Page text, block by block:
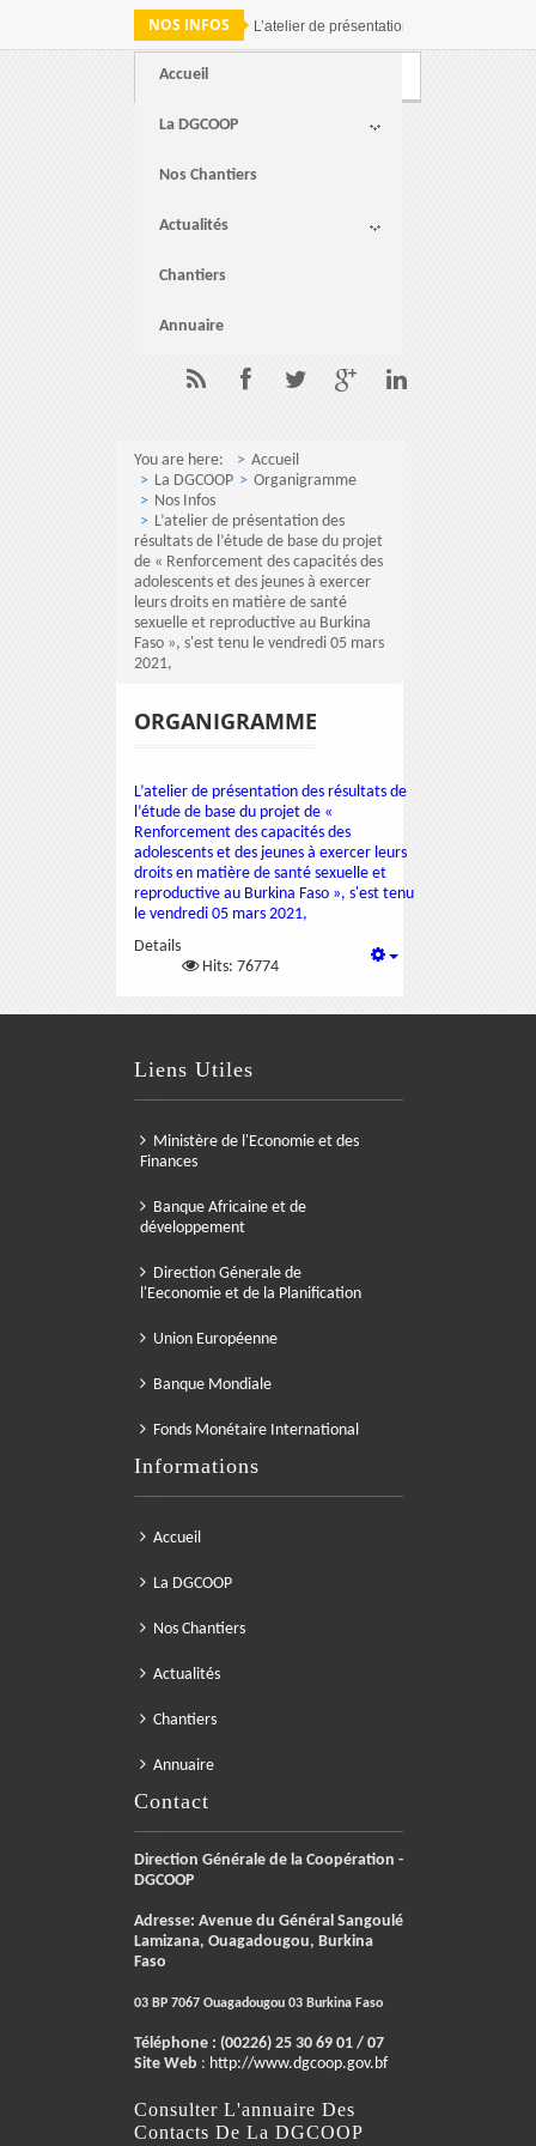
NOS INFOS L’atelier de présentation des résultats de
Accueil
La DGCOOP
Nos Chantiers
Actualités
Chantiers
Annuaire
You are here:
Accueil
La DGCOOP
Organigramme
Nos Infos
L’atelier de présentation des
résultats de l’étude de base du projet
de « Renforcement des capacités des
adolescents et des jeunes à exercer
leurs droits en matière de santé
sexuelle et reproductive au Burkina
Faso », s'est tenu le vendredi 05 mars
2021,
ORGANIGRAMME
L’atelier de présentation des résultats de
l’étude de base du projet de «
Renforcement des capacités des
adolescents et des jeunes à exercer leurs
droits en matière de santé sexuelle et
reproductive au Burkina Faso », s'est tenu
le vendredi 05 mars 2021,
Details
Hits: 76774
Liens Utiles
Ministère de l'Economie et des
Finances
Banque Africaine et de
développement
Direction Génerale de
l'Eeconomie et de la Planification
Union Européenne
Banque Mondiale
Fonds Monétaire International
Informations
Accueil
La DGCOOP
Nos Chantiers
Actualités
Chantiers
Annuaire
Contact
Direction Générale de la Coopération -
DGCOOP
Adresse: Avenue du Général Sangoulé
Lamizana, Ouagadougou, Burkina
Faso
03 BP 7067 Ouagadougou 03 Burkina Faso
Téléphone : (00226) 25 30 69 01 / 07
Site Web : http://www.dgcoop.gov.bf
Consulter L'annuaire Des
Contacts De La DGCOOP